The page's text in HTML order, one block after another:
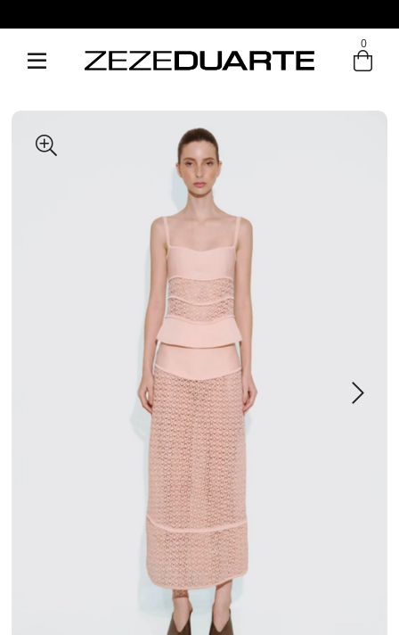
Entre com email ou cpf/cnpj
0